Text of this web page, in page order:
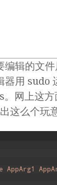
辑的文
用 sudo
网上这
这么个玩
AppArg1